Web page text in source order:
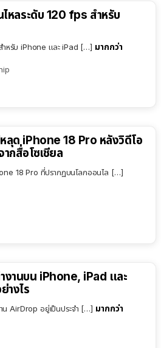
หลระดับ 120 fps สำหรับ
สำหรับ iPhone และ iPad […] มากกว่า
ลุด iPhone 18 Pro หลังวิดีโอ
กสื่อโซเชียล
18 Pro ที่ปรากฏบนโลกออนไล […]
งานบน iPhone, iPad และ
างไร
น AirDrop อยู่เป็นประจำ […] มากกว่า